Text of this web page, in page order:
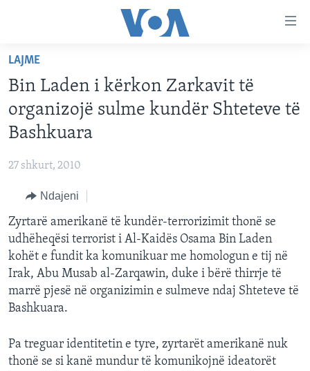
faqen
kryesore
tek
faqja
Kalo
kërkimi
FAQJA KRYESORE
AMERIKA
EVROPA
BOTA
MJEDISI
KULTURË
SHKENCË DHE TEKNOLOGJI
SHËNDETËSI
DITARI
DITARI
Learning English
FOLLOW US
Gjuhët
LAJME
Bin Laden i kërkon Zarkavit të
organizojë sulme kundër Shteteve të
Bashkuara
27 shkurt, 2010
Ndajeni
Zyrtarë amerikanë të kundër-terrorizimit thonë se
udhëheqësi terrorist i Al-Kaidës Osama Bin Laden
kohët e fundit ka komunikuar me homologun e tij në
Irak, Abu Musab al-Zarqawin, duke i bërë thirrje të
marrë pjesë në organizimin e sulmeve ndaj Shteteve të
Bashkuara.
Pa treguar identitetin e tyre, zyrtarët amerikanë nuk
thonë se si kanë mundur të komunikojnë ideatorët